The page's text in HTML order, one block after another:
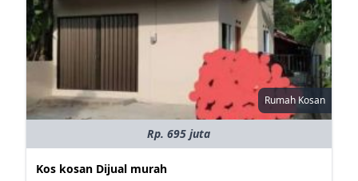
Rumah Kosan
Rp. 695 juta
Kos kosan Dijual murah